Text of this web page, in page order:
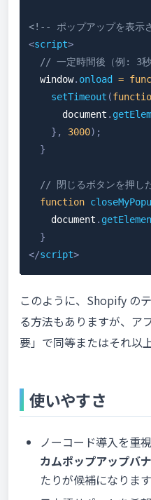
<!-- ポップアップを表示
<script>
// 一定時間後（例: 3秒
window. onload =
setTimeout (
document .
} , 3000) ;
}
// 閉じるボタンを押し
function
document .
}
</script>
このように、Shopify の
る方法もありますが、ア
要」で同等またはそれ以
使いやすさ
ノーコード導入を重
カムポップアップバ
たりが候補になります